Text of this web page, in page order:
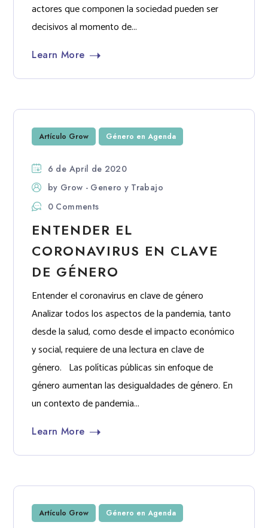
actores que componen la sociedad pueden ser
decisivos al momento de...
Learn More
Artículo Grow Género en Agenda
6 de April de 2020
by Grow - Genero y Trabajo
0 Comments
ENTENDER EL
CORONAVIRUS EN CLAVE
DE GÉNERO
Entender el coronavirus en clave de género
Analizar todos los aspectos de la pandemia, tanto
desde la salud, como desde el impacto económico
y social, requiere de una lectura en clave de
género. Las políticas públicas sin enfoque de
género aumentan las desigualdades de género. En
un contexto de pandemia...
Learn More
Artículo Grow Género en Agenda